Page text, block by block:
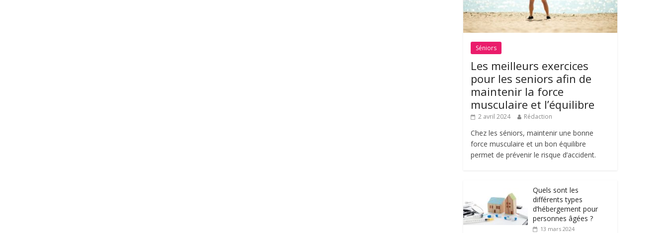
Séniors
Les meilleurs exercices
pour les seniors afin de
maintenir la force
musculaire et l’équilibre
2 avril 2024 Rédaction
Chez les séniors, maintenir une bonne
force musculaire et un bon équilibre
permet de prévenir le risque d’accident.
Quels sont les
différents types
d’hébergement pour
personnes âgées ?
13 mars 2024